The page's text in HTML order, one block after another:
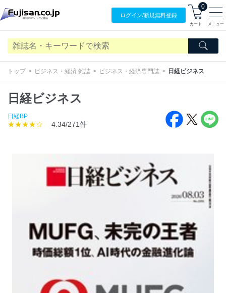
ログイン/新規無料登録
0
カート メニュー
トップ ビジネス・経済 雑誌 ビジネス・経済専門誌 日経ビジネス
日経ビジネス
日経BP
★★★★☆ 4.34/271件